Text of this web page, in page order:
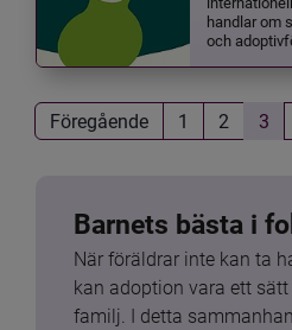
handlar om
och
Föregående 1 2 3
Barnets bästa i
När föräldrar inte kan ta
kan adoption vara ett
familj. I detta